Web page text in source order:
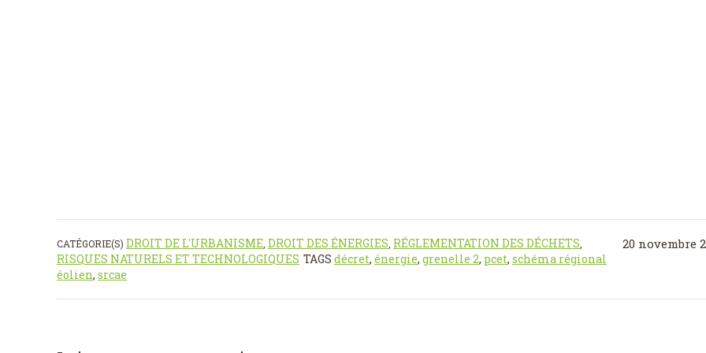
20 novembre
CATÉGORIE(S) DROIT DE L'URBANISME DROIT DES ÉNERGIES RÉGLEMENTATION DES DÉCHETS
RISQUES NATURELS ET TECHNOLOGIQUES TAGS décret, énergie, grenelle 2, pcet, schéma régional
éolien, srcae